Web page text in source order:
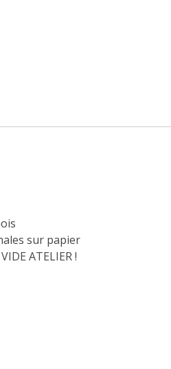
sur papier
VIDE ATELIER !